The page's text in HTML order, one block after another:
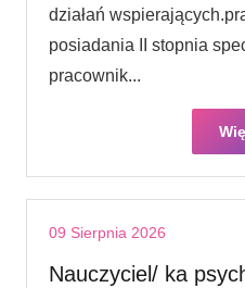
działań
posiadania II stopnia
pracownik...
09 Sierpnia 2026
Nauczyciel/ ka